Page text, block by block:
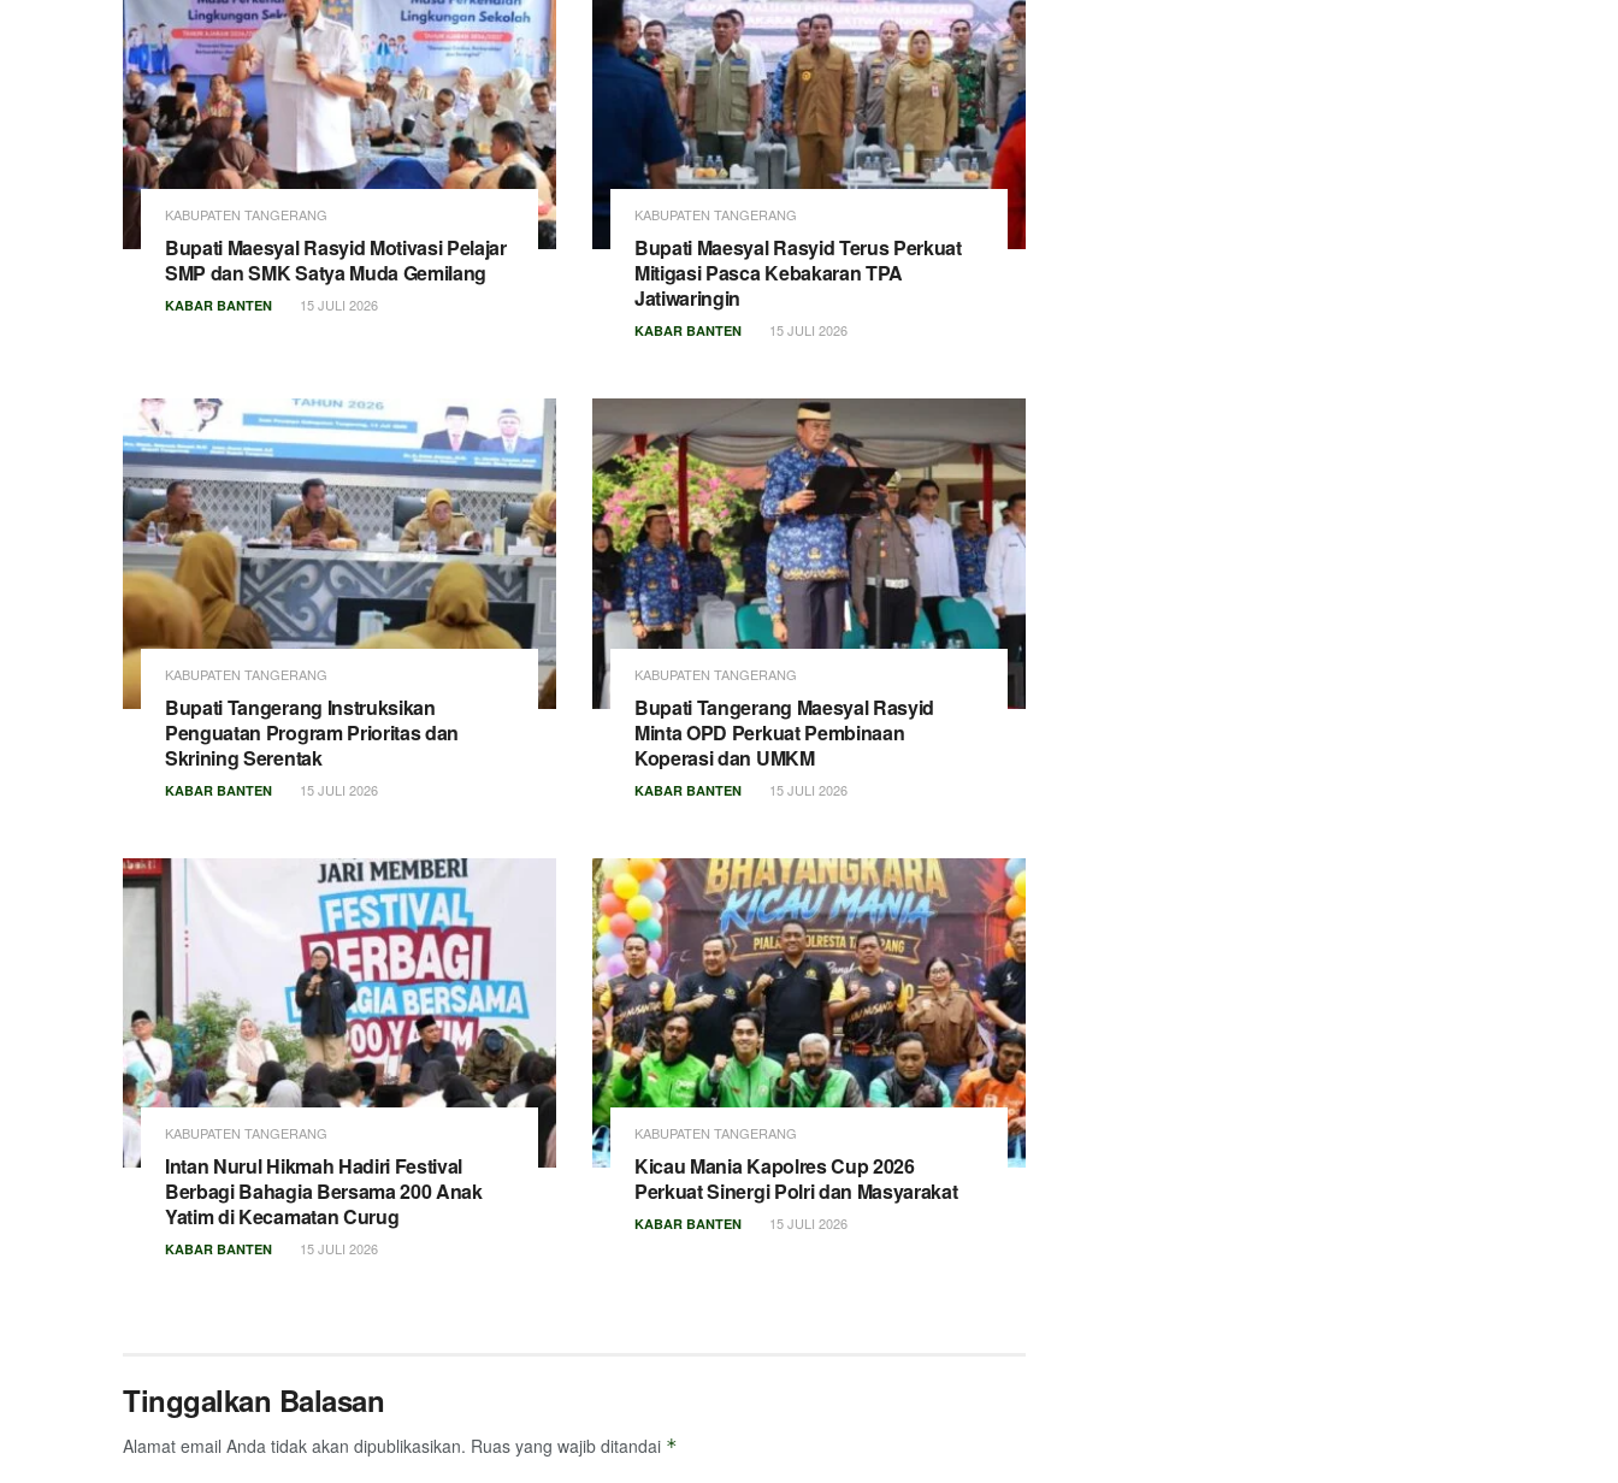
KABUPATEN TANGERANG
Bupati Maesyal Rasyid Motivasi Pelajar
SMP dan SMK Satya Muda Gemilang
KABAR BANTEN 15 JULI 2026
KABUPATEN TANGERANG
Bupati Maesyal Rasyid Terus Perkuat
Mitigasi Pasca Kebakaran TPA
Jatiwaringin
KABAR BANTEN 15 JULI 2026
KABUPATEN TANGERANG
Bupati Tangerang Instruksikan
Penguatan Program Prioritas dan
Skrining Serentak
KABAR BANTEN 15 JULI 2026
KABUPATEN TANGERANG
Bupati Tangerang Maesyal Rasyid
Minta OPD Perkuat Pembinaan
Koperasi dan UMKM
KABAR BANTEN 15 JULI 2026
KABUPATEN TANGERANG
Intan Nurul Hikmah Hadiri Festival
Berbagi Bahagia Bersama 200 Anak
Yatim di Kecamatan Curug
KABAR BANTEN 15 JULI 2026
KABUPATEN TANGERANG
Kicau Mania Kapolres Cup 2026
Perkuat Sinergi Polri dan Masyarakat
KABAR BANTEN 15 JULI 2026
Tinggalkan Balasan
Alamat email Anda tidak akan dipublikasikan. Ruas yang wajib ditandai *